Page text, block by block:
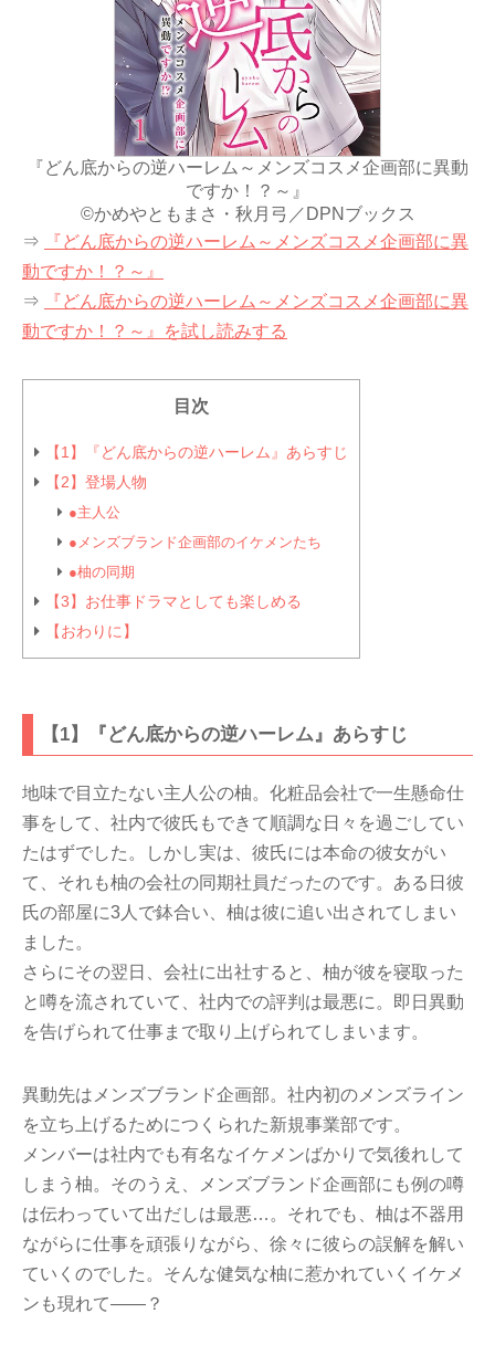
『どん底からの逆ハーレム～メンズコスメ企画部に異動
ですか！？～』
©かめやともまさ・秋月弓／DPNブックス
⇒
『どん底からの逆ハーレム～メンズコスメ企画部に異
動ですか！？～』
⇒
『どん底からの逆ハーレム～メンズコスメ企画部に異
動ですか！？～』を試し読みする
目次
【1】『どん底からの逆ハーレム』あらすじ
【2】登場人物
●主人公
●メンズブランド企画部のイケメンたち
●柚の同期
【3】お仕事ドラマとしても楽しめる
【おわりに】
【1】『どん底からの逆ハーレム』あらすじ
地味で目立たない主人公の柚。化粧品会社で一生懸命仕
事をして、社内で彼氏もできて順調な日々を過ごしてい
たはずでした。しかし実は、彼氏には本命の彼女がい
て、それも柚の会社の同期社員だったのです。ある日彼
氏の部屋に3人で鉢合い、柚は彼に追い出されてしまい
ました。
さらにその翌日、会社に出社すると、柚が彼を寝取った
と噂を流されていて、社内での評判は最悪に。即日異動
を告げられて仕事まで取り上げられてしまいます。
異動先はメンズブランド企画部。社内初のメンズライン
を立ち上げるためにつくられた新規事業部です。
メンバーは社内でも有名なイケメンばかりで気後れして
しまう柚。そのうえ、メンズブランド企画部にも例の噂
は伝わっていて出だしは最悪…。それでも、柚は不器用
ながらに仕事を頑張りながら、徐々に彼らの誤解を解い
ていくのでした。そんな健気な柚に惹かれていくイケメ
ンも現れて――？